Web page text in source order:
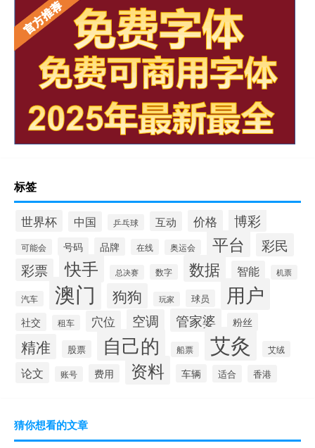
标签
世界杯 中国 乒乓球 互动 价格 博彩
可能会 号码 品牌 在线 奥运会 平台 彩民
彩票 快手 总决赛 数字 数据 智能 机票
汽车 澳门 狗狗 玩家 球员 用户
社交 租车 穴位 空调 管家婆 粉丝
精准 股票 自己的 船票 艾灸 艾绒
论文 账号 费用 资料 车辆 适合 香港
猜你想看的文章